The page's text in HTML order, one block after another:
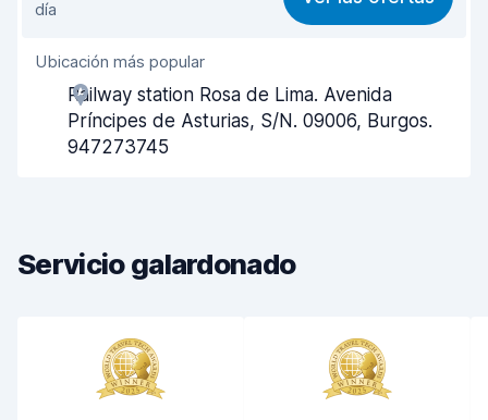
Fácil de encontrar 8,2
Amabilidad del agente
Rapidez en la recogida
Rapidez en la entrega
Estado del vehículo
día
Ubicación más popular
Railway station Rosa de Lima. Avenida
Príncipes de Asturias, S/N. 09006, Burgos.
947273745
Servicio galardonado